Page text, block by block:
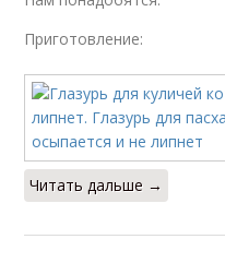
Приготовление:
Читать дальше →